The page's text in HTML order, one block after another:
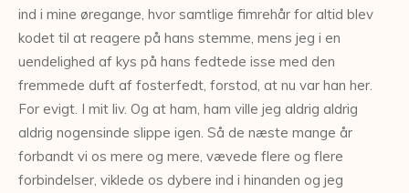
ind i mine øregange, hvor samtlige fimrehår for altid blev
kodet til at reagere på hans stemme, mens jeg i en
uendelighed af kys på hans fedtede isse med den
fremmede duft af fosterfedt, forstod, at nu var han her.
For evigt. I mit liv. Og at ham, ham ville jeg aldrig aldrig
aldrig nogensinde slippe igen. Så de næste mange år
forbandt vi os mere og mere, vævede flere og flere
forbindelser, viklede os dybere ind i hinanden og jeg